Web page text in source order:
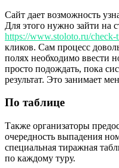
Сайт дает возможность
Для этого нужно зайти на
https://www.stoloto.ru/check-
кликов. Сам процесс
полях необходимо ввести
просто подождать, пока
результат. Это занимает
По таблице
Также организаторы
очередность выпадения
специальная тиражная
по каждому туру.